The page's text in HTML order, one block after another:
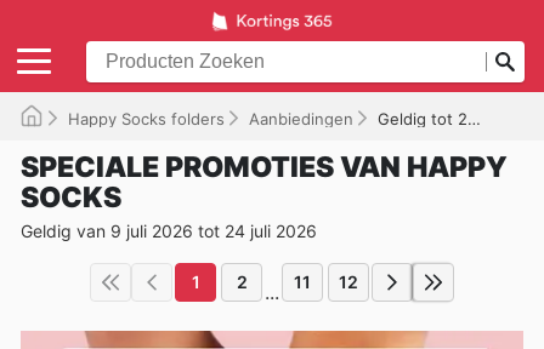
Happy Socks folders Aanbiedingen Geldig tot 24/07/2026
SPECIALE PROMOTIES VAN HAPPY
SOCKS
Geldig van 9 juli 2026 tot 24 juli 2026
1 2 ... 11 12